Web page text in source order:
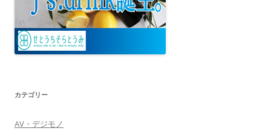
カテゴリー
AV・デジモノ